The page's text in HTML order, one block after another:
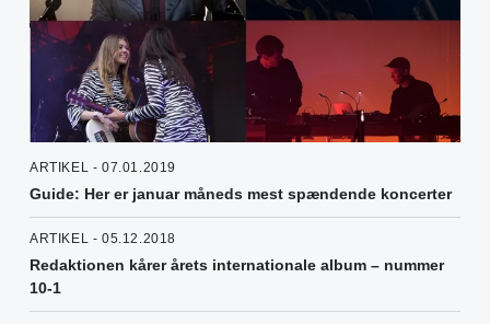
ARTIKEL - 07.01.2019
Guide: Her er januar måneds mest spændende koncerter
ARTIKEL - 05.12.2018
Redaktionen kårer årets internationale album – nummer
10-1